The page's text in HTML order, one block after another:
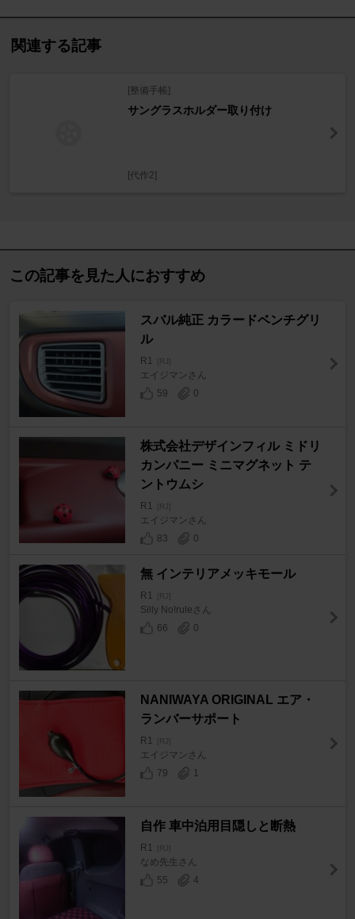
関連する記事
[整備手帳]
サングラスホルダー取り付け
[代作2]
この記事を見た人におすすめ
スバル純正 カラードベンチグリ
ル
R1 [RJ]
エイジマンさん
59
0
株式会社デザインフィル ミドリ
カンパニー ミニマグネット テ
ントウムシ
R1 [RJ]
エイジマンさん
83
0
無 インテリアメッキモール
R1 [RJ]
Silly No!ruleさん
66
0
NANIWAYA ORIGINAL エア・
ランバーサポート
R1 [RJ]
エイジマンさん
79
1
自作 車中泊用目隠しと断熱
R1 [RJ]
なめ先生さん
55
4